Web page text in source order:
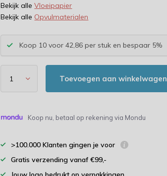
Bekijk alleVloeipapier
Bekijk alle Opvulmaterialen
Koop 10 voor 42,86 per stuk en bespaar 5%
Toevoegen aan winkelwagen
Koop nu, betaal op rekening via Mondu
>100.000 Klanten gingen je voor
Gratis verzending vanaf €99,-